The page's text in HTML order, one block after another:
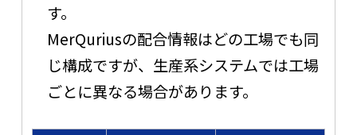
す。
MerQuriusの配合情報はどの工場でも同
じ構成ですが、生産系システムでは工場
ごとに異なる場合があります。